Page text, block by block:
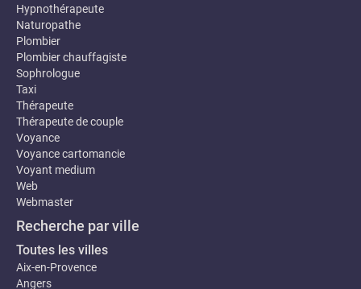
Hypnothérapeute
Naturopathe
Plombier
Plombier chauffagiste
Sophrologue
Taxi
Thérapeute
Thérapeute de couple
Voyance
Voyance cartomancie
Voyant medium
Web
Webmaster
Recherche par ville
Toutes les villes
Aix-en-Provence
Angers